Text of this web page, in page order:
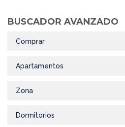
BUSCADOR AVANZADO